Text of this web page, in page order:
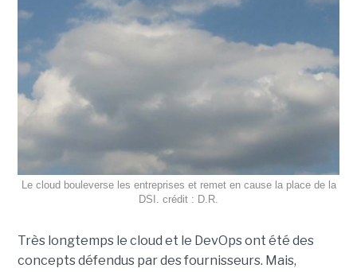
Le cloud bouleverse les entreprises et remet en cause la place de la
DSI. crédit : D.R.
Très longtemps le cloud et le DevOps ont été des
concepts défendus par des fournisseurs. Mais,